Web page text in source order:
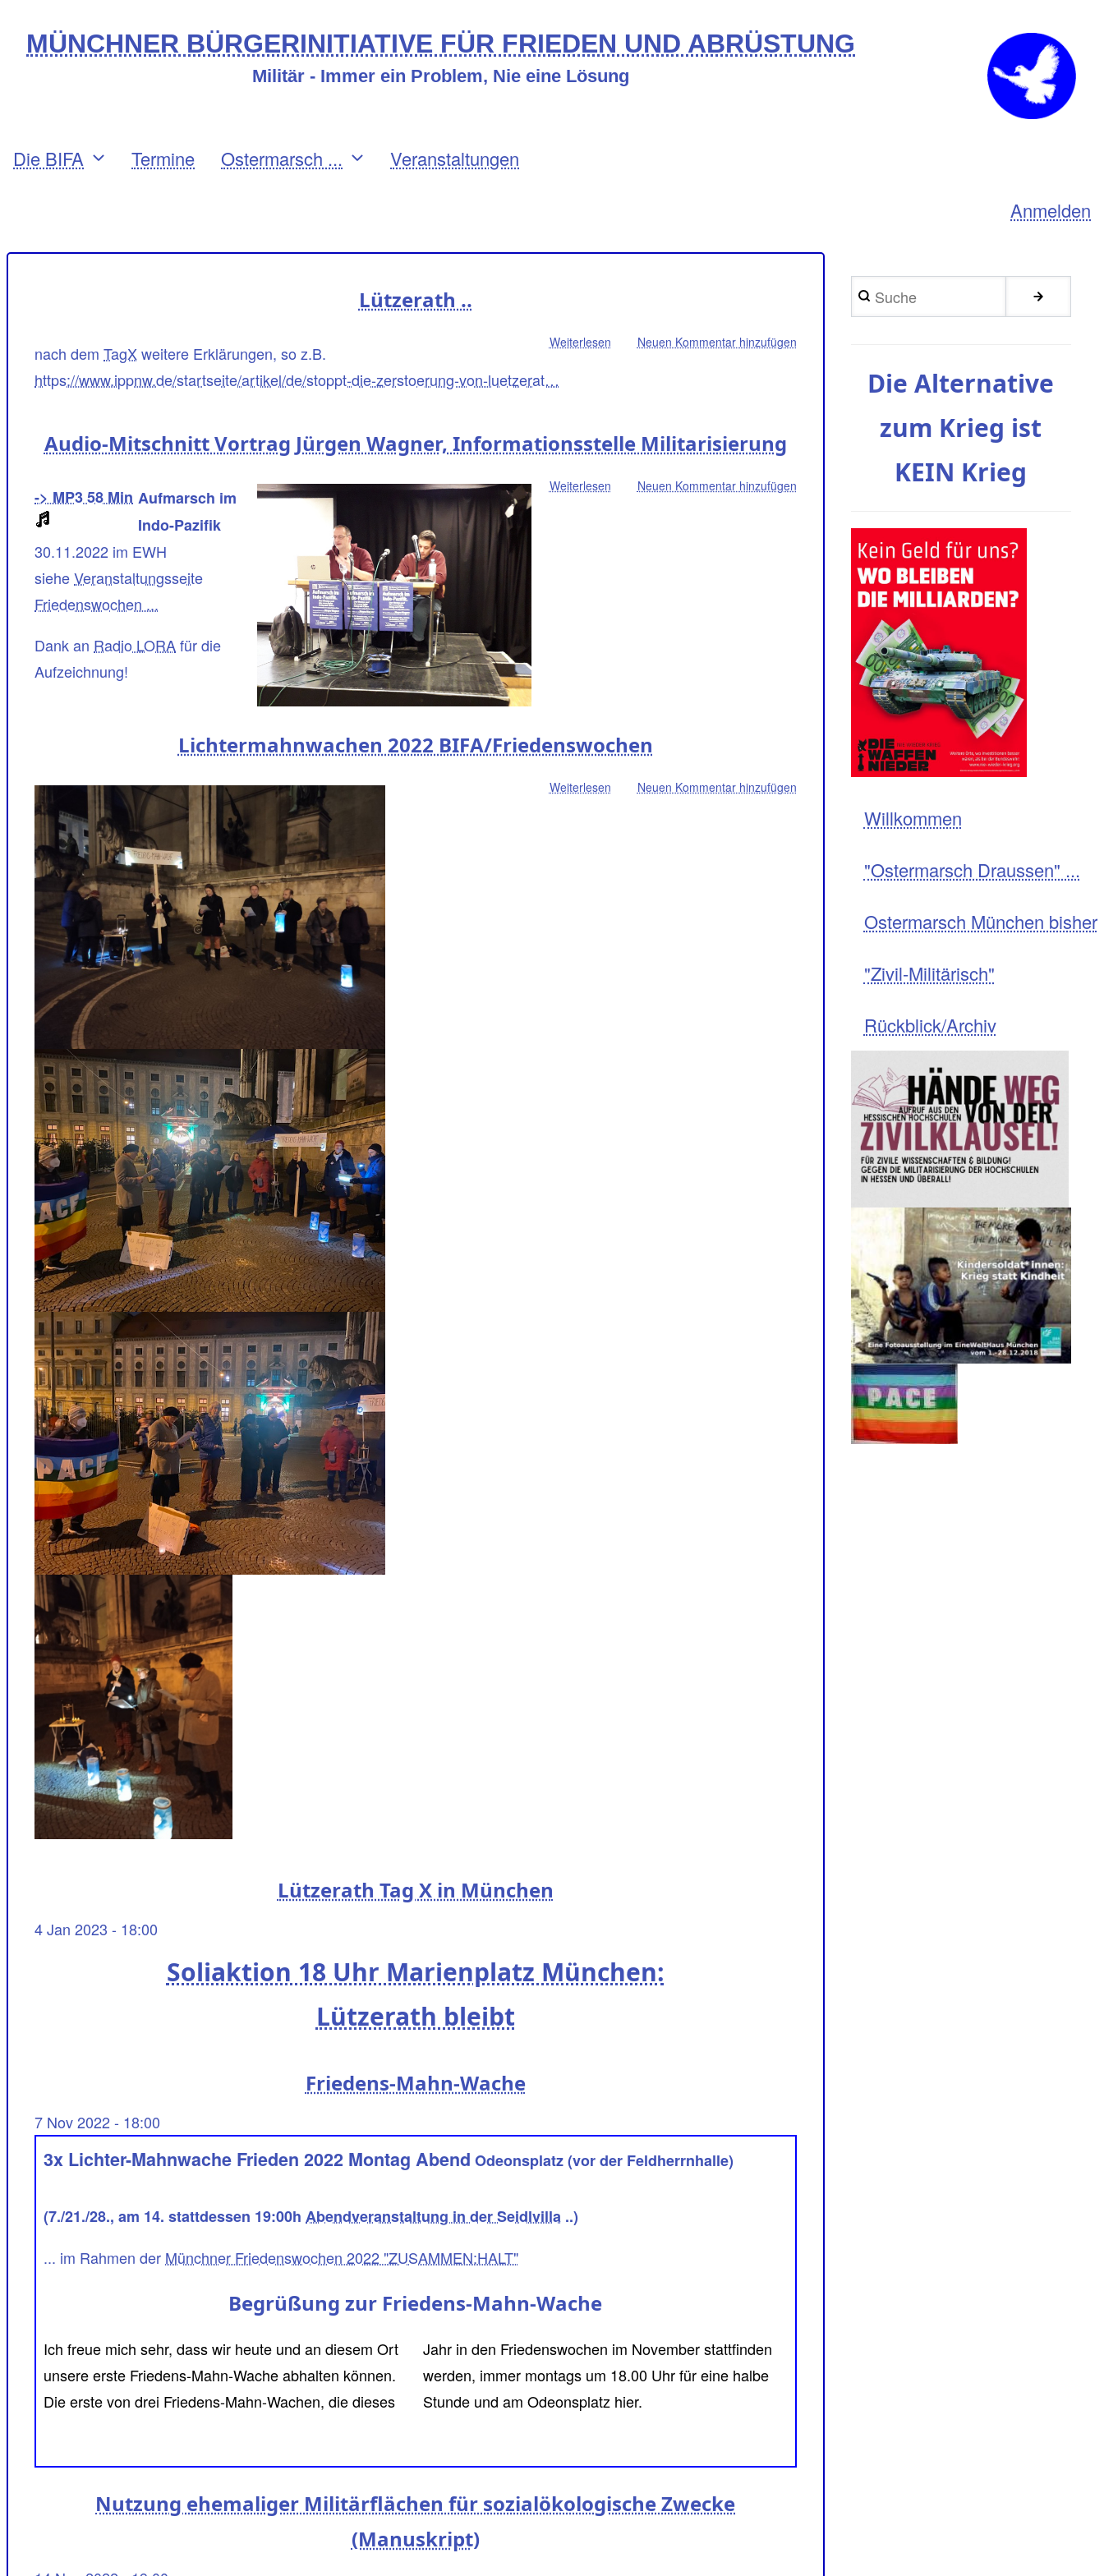
Direkt
zumMÜNCHNER BÜRGERINITIATIVE FÜR FRIEDEN UND ABRÜSTUNG
Militär - Immer ein Problem, Nie eine Lösung
Primary
Die BIFA Termine Ostermarsch ... Veranstaltungen
Anmelden
Lützerath ..
Weiterlesen Neuen Kommentar hinzufügen
nach dem TagXweitere Erklärungen, so z.B.
https://www.ippnw.de/startseite/artikel/de/stoppt-die-zerstoerung-von-luetzerat…
Audio-Mitschnitt Vortrag Jürgen Wagner, Informationsstelle Militarisierung
Weiterlesen Neuen Kommentar hinzufügen
-> MP3 58 Min Aufmarsch im
Indo-Pazifik
30.11.2022 im EWH
sieheVeranstaltungsseite
Friedenswochen ...
Dank an Radio LORAfür die
Aufzeichnung!
Lichtermahnwachen 2022 BIFA/Friedenswochen
Weiterlesen Neuen Kommentar hinzufügen
Lützerath Tag X in München
4 Jan 2023 - 18:00
Soliaktion 18 Uhr Marienplatz München:
Lützerath bleibt
Friedens-Mahn-Wache
7 Nov 2022 - 18:00
3x Lichter-Mahnwache Frieden 2022 Montag Abend Odeonsplatz (vor der Feldherrnhalle)
(7./21./28., am 14. stattdessen 19:00h Abendveranstaltung in der Seidlvilla ..)
... im Rahmen der Münchner Friedenswochen 2022 "ZUSAMMEN:HALT"
Begrüßung zur Friedens-Mahn-Wache
Ich freue mich sehr, dass wir heute und an diesem Ort
unsere erste Friedens-Mahn-Wache abhalten können.
Die erste von drei Friedens-Mahn-Wachen, die dieses
Jahr in den Friedenswochen im November stattfinden
werden, immer montags um 18.00 Uhr für eine halbe
Stunde und am Odeonsplatz hier.
Nutzung ehemaliger Militärflächen für sozialökologische Zwecke
(Manuskript)
Suche
Die Alternative
zum Krieg ist
KEIN Krieg
Navigation
Willkommen
"Ostermarsch Draussen" ...
Ostermarsch München bisher
"Zivil-Militärisch"
Rückblick/Archiv